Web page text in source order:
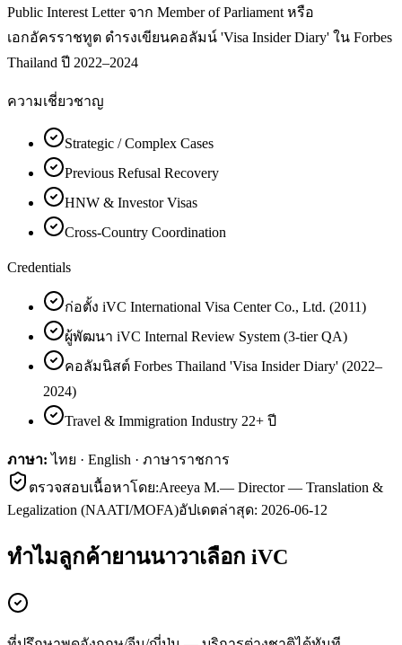
Public Interest Letter จาก Member of Parliament หรือ
เอกอัครราชทูต ดำรงเขียนคอลัมน์ 'Visa Insider Diary' ใน Forbes
Thailand ปี 2022–2024
ความเชี่ยวชาญ
Strategic / Complex Cases
Previous Refusal Recovery
HNW & Investor Visas
Cross-Country Coordination
Credentials
ก่อตั้ง iVC International Visa Center Co., Ltd. (2011)
ผู้พัฒนา iVC Internal Review System (3-tier QA)
คอลัมนิสต์ Forbes Thailand 'Visa Insider Diary' (2022–
2024)
Travel & Immigration Industry 22+ ปี
ภาษา: ไทย · English · ภาษาราชการ
ตรวจสอบเนื้อหาโดย:Areeya M.— Director — Translation &
Legalization (NAATI/MOFA)อัปเดตล่าสุด: 2026-06-12
ทำไมลูกค้ายานนาวาเลือก iVC